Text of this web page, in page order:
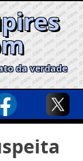
da verdade